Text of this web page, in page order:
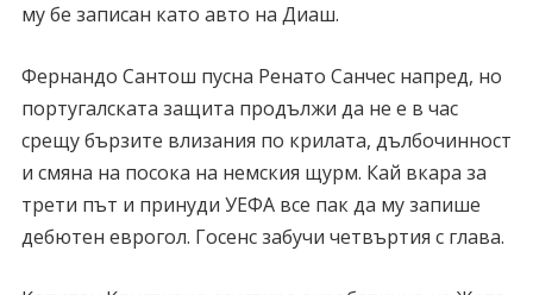
му бе записан като авто на Диаш.
Фернандо Сантош пусна Ренато Санчес напред, но
португалската защита продължи да не е в час
срещу бързите влизания по крилата, дълбочинност
и смяна на посока на немския щурм. Кай вкара за
трети път и принуди УЕФА все пак да му запише
дебютен еврогол. Госенс забучи четвъртия с глава.